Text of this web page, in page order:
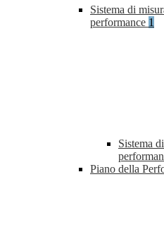
Sistema di
performance 1
Sistema
Piano della